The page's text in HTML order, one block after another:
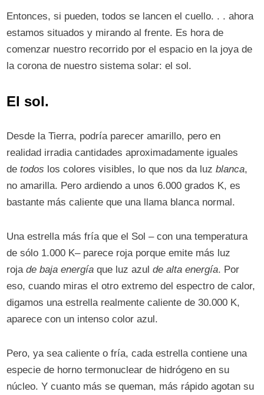
Entonces, si pueden, todos se lancen el cuello. . . ahora
estamos situados y mirando al frente. Es hora de
comenzar nuestro recorrido por el espacio en la joya de
la corona de nuestro sistema solar: el sol.
El sol.
Desde la Tierra, podría parecer amarillo, pero en
realidad irradia cantidades aproximadamente iguales
detodos los colores visibles, lo que nos da luzblanca,
no amarilla. Pero ardiendo a unos 6.000 grados K, es
bastante más caliente que una llama blanca normal.
Una estrella más fría que el Sol –⁠ con una temperatura
de sólo 1.000 K–⁠ parece roja porque emite más luz
rojade baja energía que luz azulde altaenergía. Por
eso, cuando miras el otro extremo del espectro de calor,
digamos una estrella realmente caliente de 30.000 K,
aparece con un intenso color azul.
Pero, ya sea caliente o fría, cada estrella contiene una
especie de horno termonuclear de hidrógeno en su
núcleo. Y cuanto más se queman, más rápido agotan su